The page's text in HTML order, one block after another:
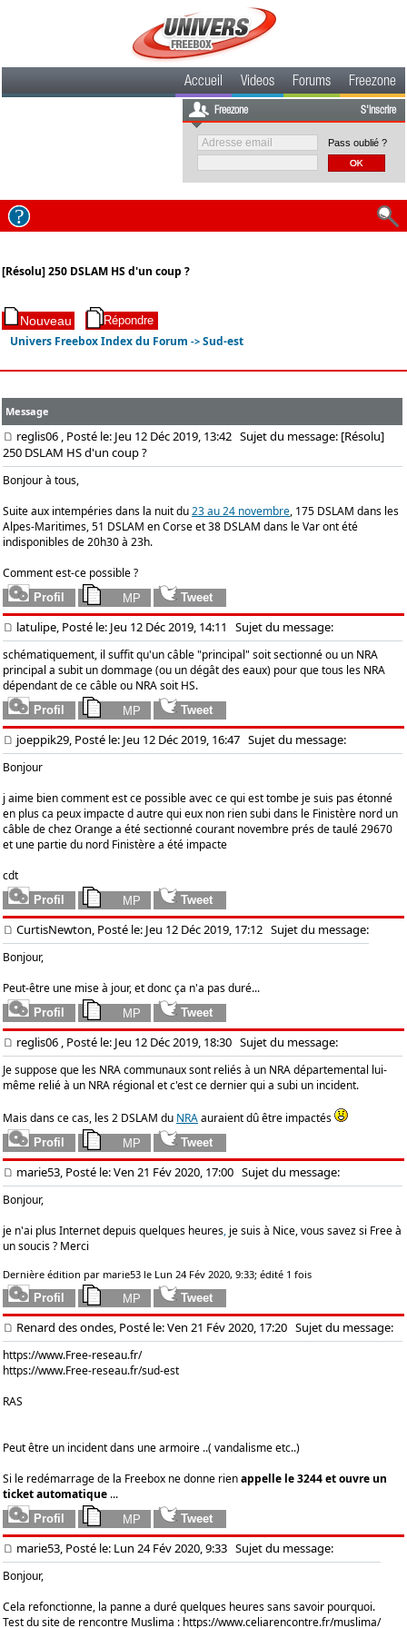
Accueil Videos Forums Freezone
Freezone S'inscrire
Pass oublié ?
[Résolu] 250 DSLAM HS d'un coup ?
Univers Freebox Index du Forum ->Sud-est
Message
reglis06 , Posté le: Jeu 12 Déc 2019, 13:42 Sujet du message: [Résolu]
250 DSLAM HS d'un coup ?
Bonjour à tous,
Suite aux intempéries dans la nuit du23 au 24 novembre, 175 DSLAM dans les
Alpes-Maritimes, 51 DSLAM en Corse et 38 DSLAM dans le Var ont été
indisponibles de 20h30 à 23h.
Comment est-ce possible ?
latulipe, Posté le: Jeu 12 Déc 2019, 14:11 Sujet du message:
schématiquement, il suffit qu'un câble "principal" soit sectionné ou un NRA
principal a subit un dommage (ou un dégât des eaux) pour que tous les NRA
dépendant de ce câble ou NRA soit HS.
joeppik29, Posté le: Jeu 12 Déc 2019, 16:47 Sujet du message:
Bonjour
j aime bien comment est ce possible avec ce qui est tombe je suis pas étonné
en plus ca peux impacte d autre qui eux non rien subi dans le Finistère nord un
câble de chez Orange a été sectionné courant novembre prés de taulé 29670
et une partie du nord Finistère a été impacte
cdt
CurtisNewton, Posté le: Jeu 12 Déc 2019, 17:12 Sujet du message:
Bonjour,
Peut-être une mise à jour, et donc ça n'a pas duré...
reglis06 , Posté le: Jeu 12 Déc 2019, 18:30 Sujet du message:
Je suppose que les NRA communaux sont reliés à un NRA départemental lui-
même relié à un NRA régional et c'est ce dernier qui a subi un incident.
Mais dans ce cas, les 2 DSLAM du NRAauraient dû être impactés
marie53, Posté le: Ven 21 Fév 2020, 17:00 Sujet du message:
Bonjour,
je n'ai plus Internet depuis quelques heures, je suis à Nice, vous savez si Free à
un soucis ? Merci
Dernière édition par marie53 le Lun 24 Fév 2020, 9:33; édité 1 fois
Renard des ondes, Posté le: Ven 21 Fév 2020, 17:20 Sujet du message:
https://www.Free-reseau.fr/
https://www.Free-reseau.fr/sud-est
RAS
Peut être un incident dans une armoire ..( vandalisme etc..)
Si le redémarrage de la Freebox ne donne rienappelle le 3244 et ouvre un
ticket automatique ...
marie53, Posté le: Lun 24 Fév 2020, 9:33 Sujet du message:
Bonjour,
Cela refonctionne, la panne a duré quelques heures sans savoir pourquoi.
Test du site de rencontre Muslima : https://www.celiarencontre.fr/muslima/